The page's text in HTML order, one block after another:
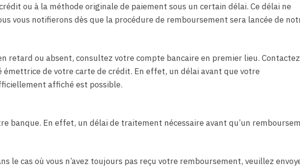
ou à la méthode originale de paiement sous un certain délai. Ce délai ne
vous notifierons dès que la procédure de remboursement sera lancée de
retard ou absent, consultez votre compte bancaire en premier lieu. Contactez
émettrice de votre carte de crédit. En effet, un délai avant que votre
affiché est possible.
banque. En effet, un délai de traitement nécessaire avant qu’un
le cas où vous n’avez toujours pas reçu votre remboursement, veuillez